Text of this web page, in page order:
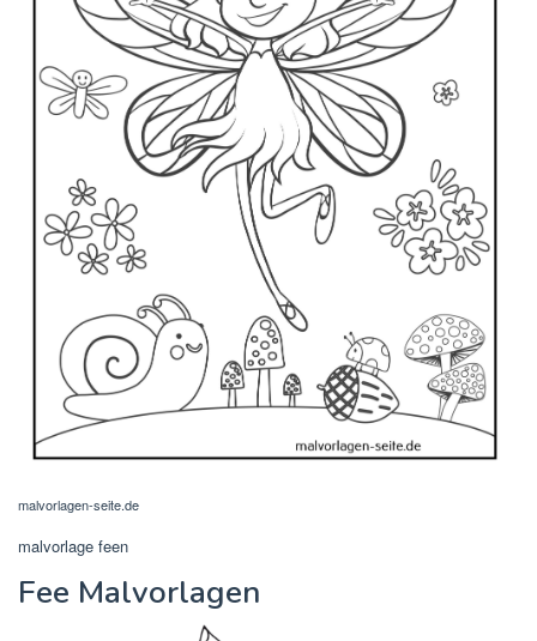
malvorlagen-seite.de
malvorlage feen
Fee Malvorlagen